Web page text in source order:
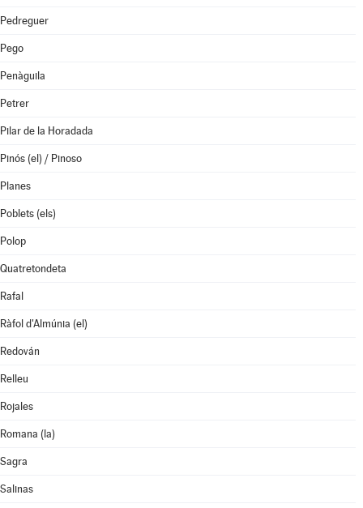
Pedreguer
Pego
Penàguila
Petrer
Pilar de la Horadada
Pinós (el) / Pinoso
Planes
Poblets (els)
Polop
Quatretondeta
Rafal
Ràfol d'Almúnia (el)
Redován
Relleu
Rojales
Romana (la)
Sagra
Salinas